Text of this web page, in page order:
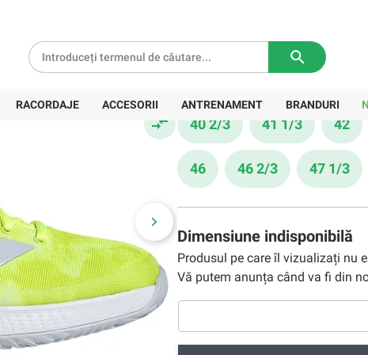
RACORDAJE ACCESORII ANTRENAMENT BRANDURI
476,00 Lei
40 2/3 41 1/3 42
46 46 2/3 47 1/3
Dimensiune indisponibilă
Produsul pe care îl vizualizați nu
Vă putem anunța când va fi din